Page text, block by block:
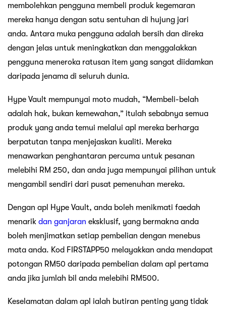
membolehkan pengguna membeli produk kegemaran
mereka hanya dengan satu sentuhan di hujung jari
anda. Antara muka pengguna adalah bersih dan direka
dengan jelas untuk meningkatkan dan menggalakkan
pengguna meneroka ratusan item yang sangat diidamkan
daripada jenama di seluruh dunia.
Hype Vault mempunyai moto mudah, “Membeli-belah
adalah hak, bukan kemewahan,” itulah sebabnya semua
produk yang anda temui melalui apl mereka berharga
berpatutan tanpa menjejaskan kualiti. Mereka
menawarkan penghantaran percuma untuk pesanan
melebihi RM 250, dan anda juga mempunyai pilihan untuk
mengambil sendiri dari pusat pemenuhan mereka.
Dengan apl Hype Vault, anda boleh menikmati faedah
menarik dan ganjaran eksklusif, yang bermakna anda
boleh menjimatkan setiap pembelian dengan menebus
mata anda. Kod FIRSTAPP50 melayakkan anda mendapat
potongan RM50 daripada pembelian dalam apl pertama
anda jika jumlah bil anda melebihi RM500.
Keselamatan dalam apl ialah butiran penting yang tidak